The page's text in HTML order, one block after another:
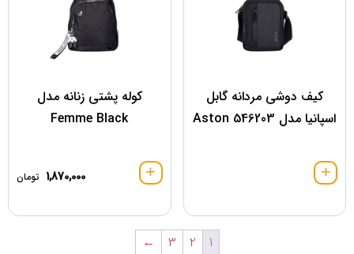
کیف دوشی مردانه گابل
اسپانیا مدل 546203 Aston
کوله پشتی زنانه مدل
Femme Black
1,870,000 تومان
1
2
3
←